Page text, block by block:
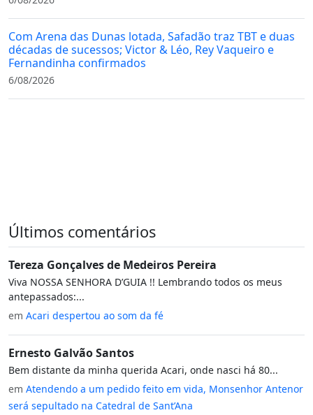
Com Arena das Dunas lotada, Safadão traz TBT e duas
décadas de sucessos; Victor & Léo, Rey Vaqueiro e
Fernandinha confirmados
6/08/2026
Últimos comentários
Tereza Gonçalves de Medeiros Pereira
Viva NOSSA SENHORA D’GUIA !! Lembrando todos os meus
antepassados:...
em Acari despertou ao som da fé
Ernesto Galvão Santos
Bem distante da minha querida Acari, onde nasci há 80...
em Atendendo a um pedido feito em vida, Monsenhor Antenor
será sepultado na Catedral de Sant’Ana